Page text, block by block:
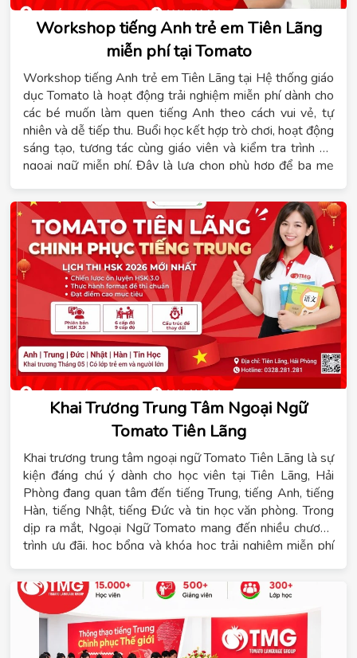
Workshop tiếng Anh trẻ em Tiên Lãng
miễn phí tại Tomato
Workshop tiếng Anh trẻ em Tiên Lãng tại Hệ thống giáo
dục Tomato là hoạt động trải nghiệm miễn phí dành cho
các bé muốn làm quen tiếng Anh theo cách vui vẻ, tự
nhiên và dễ tiếp thu. Buổi học kết hợp trò chơi, hoạt động
sáng tạo, tương tác cùng giáo viên và kiểm tra trình độ
ngoại ngữ miễn phí. Đây là lựa chọn phù hợp để ba mẹ
Anh trẻ em Tiên Lãng.
Khai Trương Trung Tâm Ngoại Ngữ
Tomato Tiên Lãng
Khai trương trung tâm ngoại ngữ Tomato Tiên Lãng là sự
kiện đáng chú ý dành cho học viên tại Tiên Lãng, Hải
Phòng đang quan tâm đến tiếng Trung, tiếng Anh, tiếng
Hàn, tiếng Nhật, tiếng Đức và tin học văn phòng. Trong
dịp ra mắt, Ngoại Ngữ Tomato mang đến nhiều chương
trình ưu đãi, học bổng và khóa học trải nghiệm miễn phí